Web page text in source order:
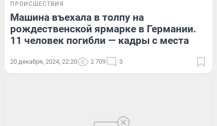
ПРОИСШЕСТВИЯ
Машина въехала в толпу на
рождественской ярмарке в Германии.
11 человек погибли — кадры с места
20 декабря, 2024, 22:20 2 709 3